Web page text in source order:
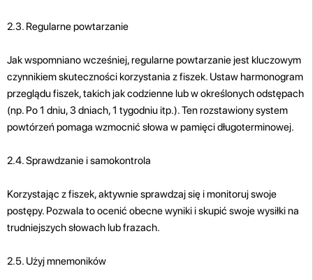
2.3. Regularne powtarzanie
Jak wspomniano wcześniej, regularne powtarzanie jest kluczowym
czynnikiem skuteczności korzystania z fiszek. Ustaw harmonogram
przeglądu fiszek, takich jak codzienne lub w określonych odstępach
(np. Po 1 dniu, 3 dniach, 1 tygodniu itp.). Ten rozstawiony system
powtórzeń pomaga wzmocnić słowa w pamięci długoterminowej.
2.4. Sprawdzanie i samokontrola
Korzystając z fiszek, aktywnie sprawdzaj się i monitoruj swoje
postępy. Pozwala to ocenić obecne wyniki i skupić swoje wysiłki na
trudniejszych słowach lub frazach.
2.5. Użyj mnemoników